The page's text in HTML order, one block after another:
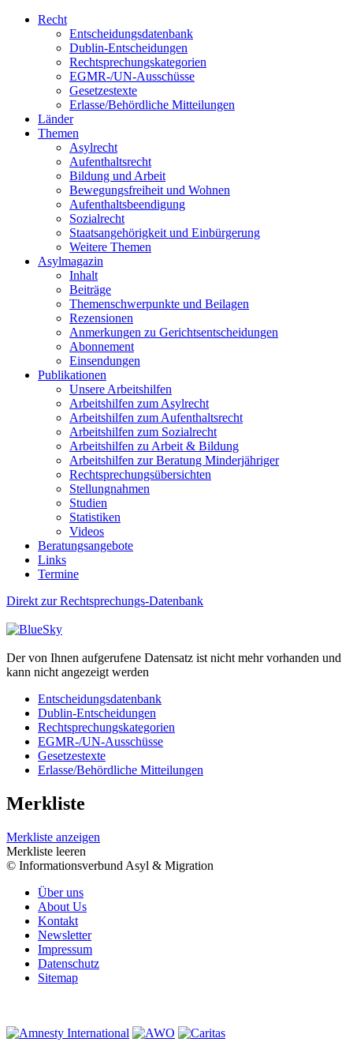
Recht
Entscheidungsdatenbank
Dublin-Entscheidungen
Rechtsprechungskategorien
EGMR-/UN-Ausschüsse
Gesetzestexte
Erlasse/Behördliche Mitteilungen
Länder
Themen
Asylrecht
Aufenthaltsrecht
Bildung und Arbeit
Bewegungsfreiheit und Wohnen
Aufenthaltsbeendigung
Sozialrecht
Staatsangehörigkeit und Einbürgerung
Weitere Themen
Asylmagazin
Inhalt
Beiträge
Themenschwerpunkte und Beilagen
Rezensionen
Anmerkungen zu Gerichtsentscheidungen
Abonnement
Einsendungen
Publikationen
Unsere Arbeitshilfen
Arbeitshilfen zum Asylrecht
Arbeitshilfen zum Aufenthaltsrecht
Arbeitshilfen zum Sozialrecht
Arbeitshilfen zu Arbeit & Bildung
Arbeitshilfen zur Beratung Minderjähriger
Rechtsprechungsübersichten
Stellungnahmen
Studien
Statistiken
Videos
Beratungsangebote
Links
Termine
Direkt zur Rechtsprechungs-Datenbank
Der von Ihnen aufgerufene Datensatz ist nicht mehr vorhanden und
kann nicht angezeigt werden
Entscheidungsdatenbank
Dublin-Entscheidungen
Rechtsprechungskategorien
EGMR-/UN-Ausschüsse
Gesetzestexte
Erlasse/Behördliche Mitteilungen
Merkliste
Merkliste anzeigen
Merkliste leeren
© Informationsverbund Asyl & Migration
Über uns
About Us
Kontakt
Newsletter
Impressum
Datenschutz
Sitemap